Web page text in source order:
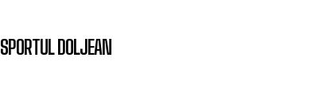
SPORTUL DOLJEAN